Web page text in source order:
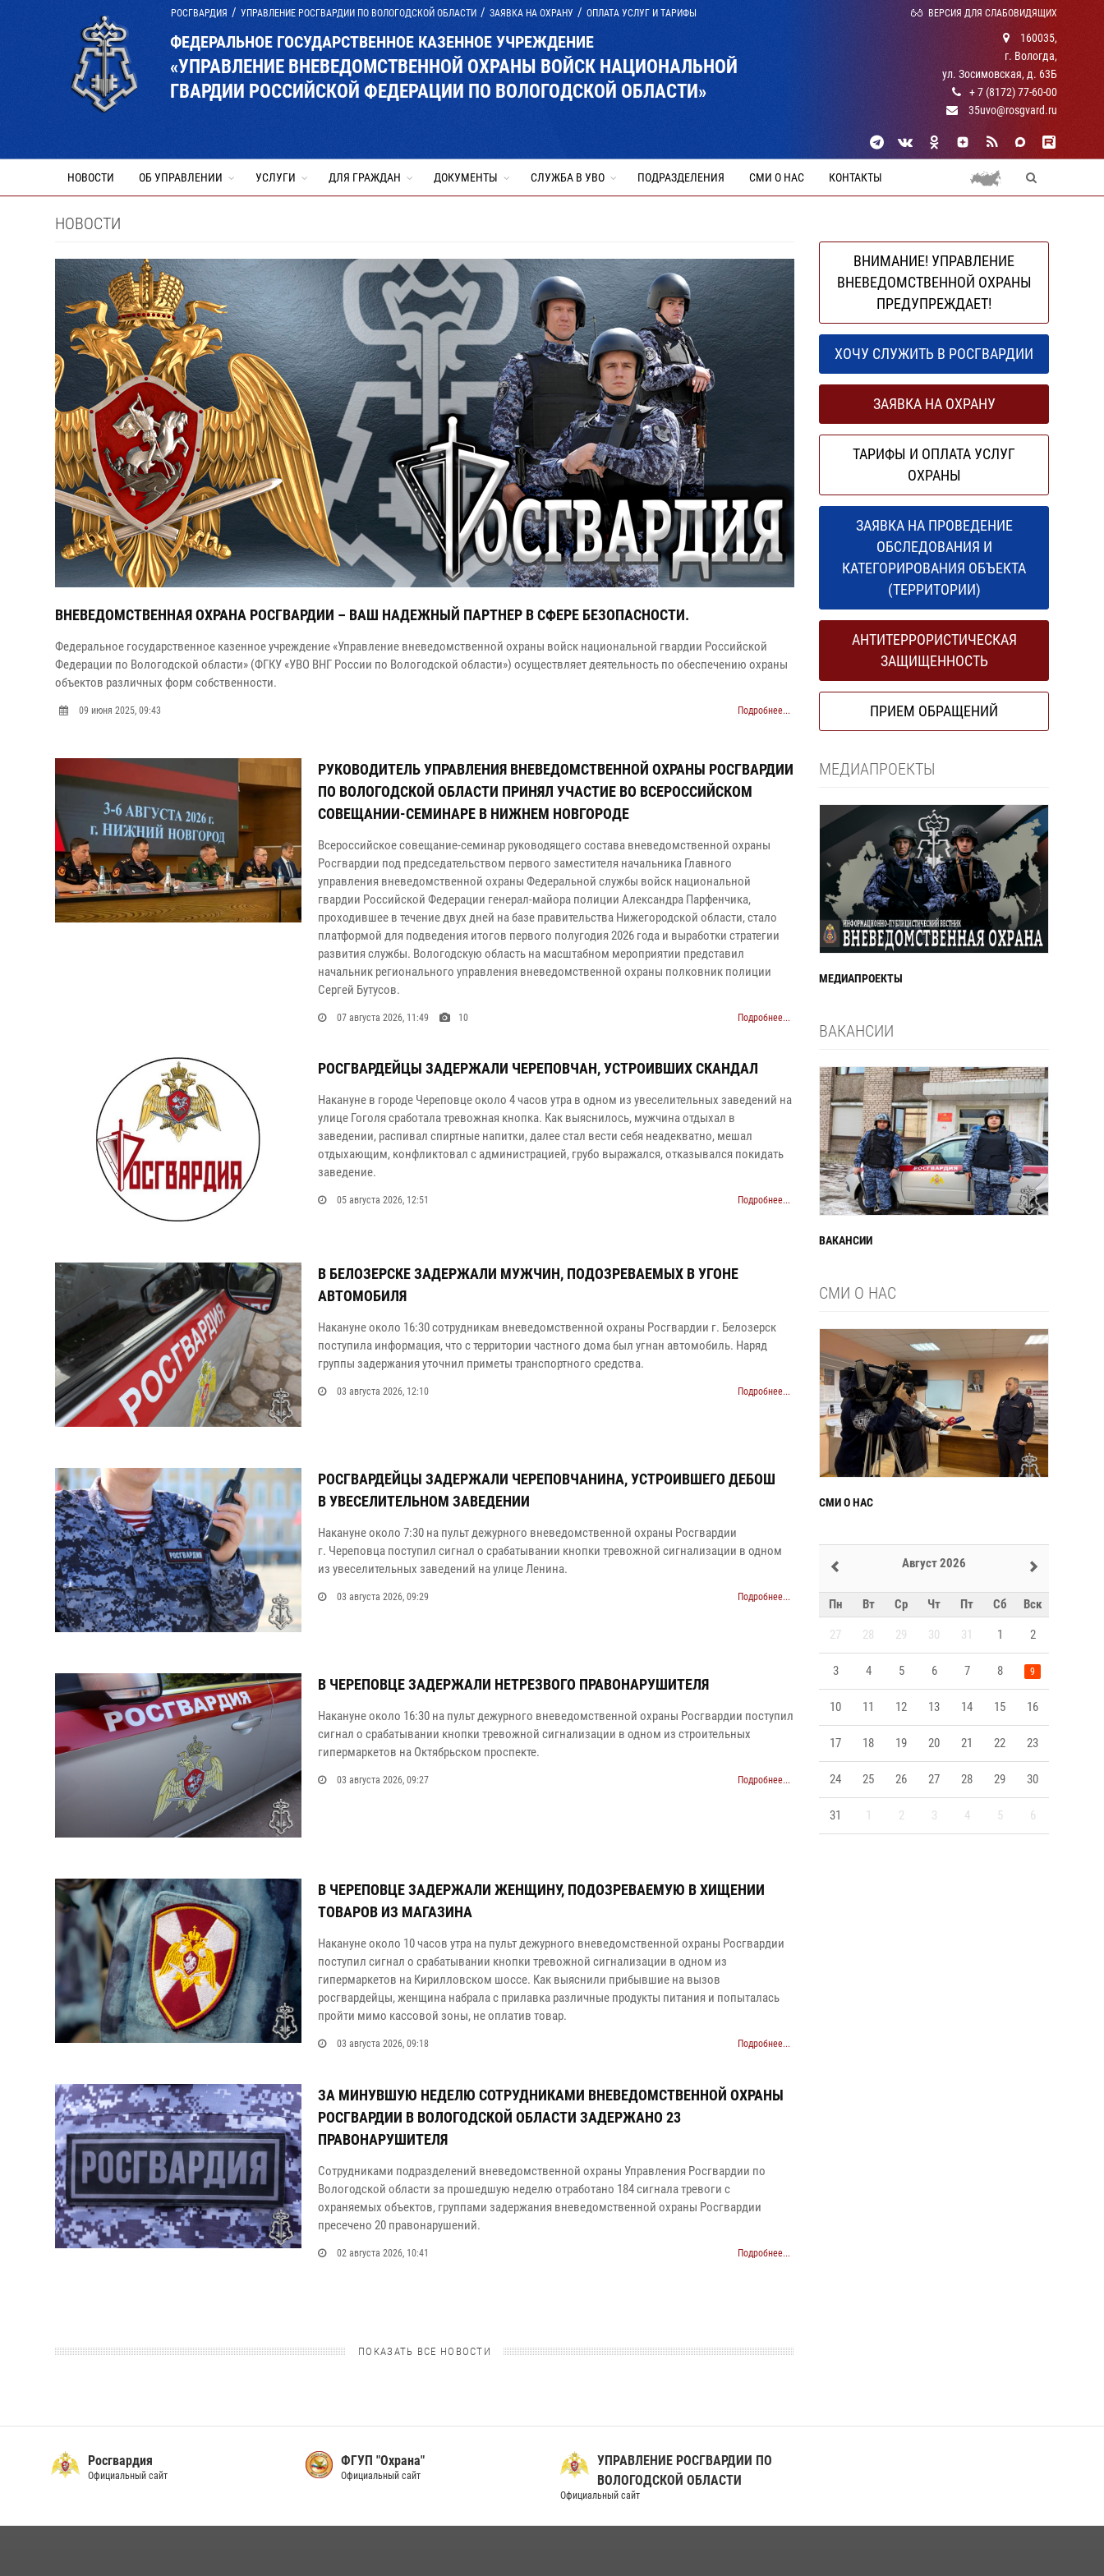
РОСГВАРДИЯ УПРАВЛЕНИЕ РОСГВАРДИИ ПО ВОЛОГОДСКОЙ ОБЛАСТИ ЗАЯВКА НА ОХРАНУ ОПЛАТА УСЛУГ И ТАРИФЫ ВЕРСИЯ ДЛЯ СЛАБОВИДЯЩИХ
ФЕДЕРАЛЬНОЕ ГОСУДАРСТВЕННОЕ КАЗЕННОЕ УЧРЕЖДЕНИЕ
«УПРАВЛЕНИЕ ВНЕВЕДОМСТВЕННОЙ ОХРАНЫ ВОЙСК НАЦИОНАЛЬНОЙ
ГВАРДИИ РОССИЙСКОЙ ФЕДЕРАЦИИ ПО ВОЛОГОДСКОЙ ОБЛАСТИ»
160035,
г. Вологда,
ул. Зосимовская, д. 63Б
+ 7 (8172) 77-60-00
35uvo@rosgvard.ru
НОВОСТИ ОБ УПРАВЛЕНИИ УСЛУГИ ДЛЯ ГРАЖДАН ДОКУМЕНТЫ СЛУЖБА В УВО ПОДРАЗДЕЛЕНИЯ СМИ О НАС КОНТАКТЫ
НОВОСТИ
ВНЕВЕДОМСТВЕННАЯ ОХРАНА РОСГВАРДИИ – ВАШ НАДЕЖНЫЙ ПАРТНЕР В СФЕРЕ БЕЗОПАСНОСТИ.
Федеральное государственное казенное учреждение «Управление вневедомственной охраны войск национальной гвардии Российской
Федерации по Вологодской области» (ФГКУ «УВО ВНГ России по Вологодской области») осуществляет деятельность по обеспечению охраны
объектов различных форм собственности.
09 июня 2025, 09:43 Подробнее...
РУКОВОДИТЕЛЬ УПРАВЛЕНИЯ ВНЕВЕДОМСТВЕННОЙ ОХРАНЫ РОСГВАРДИИ
ПО ВОЛОГОДСКОЙ ОБЛАСТИ ПРИНЯЛ УЧАСТИЕ ВО ВСЕРОССИЙСКОМ
СОВЕЩАНИИ-СЕМИНАРЕ В НИЖНЕМ НОВГОРОДЕ
Всероссийское совещание-семинар руководящего состава вневедомственной охраны
Росгвардии под председательством первого заместителя начальника Главного
управления вневедомственной охраны Федеральной службы войск национальной
гвардии Российской Федерации генерал-майора полиции Александра Парфенчика,
проходившее в течение двух дней на базе правительства Нижегородской области, стало
платформой для подведения итогов первого полугодия 2026 года и выработки стратегии
развития службы. Вологодскую область на масштабном мероприятии представил
начальник регионального управления вневедомственной охраны полковник полиции
Сергей Бутусов.
07 августа 2026, 11:49 10 Подробнее...
РОСГВАРДЕЙЦЫ ЗАДЕРЖАЛИ ЧЕРЕПОВЧАН, УСТРОИВШИХ СКАНДАЛ
Накануне в городе Череповце около 4 часов утра в одном из увеселительных заведений на
улице Гоголя сработала тревожная кнопка. Как выяснилось, мужчина отдыхал в
заведении, распивал спиртные напитки, далее стал вести себя неадекватно, мешал
отдыхающим, конфликтовал с администрацией, грубо выражался, отказывался покидать
заведение.
05 августа 2026, 12:51 Подробнее...
В БЕЛОЗЕРСКЕ ЗАДЕРЖАЛИ МУЖЧИН, ПОДОЗРЕВАЕМЫХ В УГОНЕ
АВТОМОБИЛЯ
Накануне около 16:30 сотрудникам вневедомственной охраны Росгвардии г. Белозерск
поступила информация, что с территории частного дома был угнан автомобиль. Наряд
группы задержания уточнил приметы транспортного средства.
03 августа 2026, 12:10 Подробнее...
РОСГВАРДЕЙЦЫ ЗАДЕРЖАЛИ ЧЕРЕПОВЧАНИНА, УСТРОИВШЕГО ДЕБОШ
В УВЕСЕЛИТЕЛЬНОМ ЗАВЕДЕНИИ
Накануне около 7:30 на пульт дежурного вневедомственной охраны Росгвардии
г. Череповца поступил сигнал о срабатывании кнопки тревожной сигнализации в одном
из увеселительных заведений на улице Ленина.
03 августа 2026, 09:29 Подробнее...
В ЧЕРЕПОВЦЕ ЗАДЕРЖАЛИ НЕТРЕЗВОГО ПРАВОНАРУШИТЕЛЯ
Накануне около 16:30 на пульт дежурного вневедомственной охраны Росгвардии поступил
сигнал о срабатывании кнопки тревожной сигнализации в одном из строительных
гипермаркетов на Октябрьском проспекте.
03 августа 2026, 09:27 Подробнее...
В ЧЕРЕПОВЦЕ ЗАДЕРЖАЛИ ЖЕНЩИНУ, ПОДОЗРЕВАЕМУЮ В ХИЩЕНИИ
ТОВАРОВ ИЗ МАГАЗИНА
Накануне около 10 часов утра на пульт дежурного вневедомственной охраны Росгвардии
поступил сигнал о срабатывании кнопки тревожной сигнализации в одном из
гипермаркетов на Кирилловском шоссе. Как выяснили прибывшие на вызов
росгвардейцы, женщина набрала с прилавка различные продукты питания и попыталась
пройти мимо кассовой зоны, не оплатив товар.
03 августа 2026, 09:18 Подробнее...
ЗА МИНУВШУЮ НЕДЕЛЮ СОТРУДНИКАМИ ВНЕВЕДОМСТВЕННОЙ ОХРАНЫ
РОСГВАРДИИ В ВОЛОГОДСКОЙ ОБЛАСТИ ЗАДЕРЖАНО 23
ПРАВОНАРУШИТЕЛЯ
Сотрудниками подразделений вневедомственной охраны Управления Росгвардии по
Вологодской области за прошедшую неделю отработано 184 сигнала тревоги с
охраняемых объектов, группами задержания вневедомственной охраны Росгвардии
пресечено 20 правонарушений.
02 августа 2026, 10:41 Подробнее...
ПОКАЗАТЬ ВСЕ НОВОСТИ
ВНИМАНИЕ! УПРАВЛЕНИЕ
ВНЕВЕДОМСТВЕННОЙ ОХРАНЫ
ПРЕДУПРЕЖДАЕТ!
ХОЧУ СЛУЖИТЬ В РОСГВАРДИИ
ЗАЯВКА НА ОХРАНУ
ТАРИФЫ И ОПЛАТА УСЛУГ
ОХРАНЫ
ЗАЯВКА НА ПРОВЕДЕНИЕ
ОБСЛЕДОВАНИЯ И
КАТЕГОРИРОВАНИЯ ОБЪЕКТА
(ТЕРРИТОРИИ)
АНТИТЕРРОРИСТИЧЕСКАЯ
ЗАЩИЩЕННОСТЬ
ПРИЕМ ОБРАЩЕНИЙ
МЕДИАПРОЕКТЫ
МЕДИАПРОЕКТЫ
ВАКАНСИИ
ВАКАНСИИ
СМИ О НАС
CМИ О НАС
Август 2026
Пн Вт Ср Чт Пт Сб Вск
27 28 29 30 31 1 2
3 4 5 6 7 8 9
10 11 12 13 14 15 16
17 18 19 20 21 22 23
24 25 26 27 28 29 30
31 1 2 3 4 5 6
Росгвардия
Официальный сайт
ФГУП "Охрана"
Официальный сайт
УПРАВЛЕНИЕ РОСГВАРДИИ ПО
ВОЛОГОДСКОЙ ОБЛАСТИ
Официальный сайт